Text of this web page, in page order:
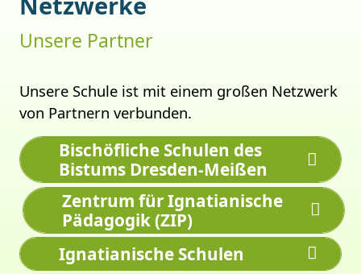
Unsere Partner
Unsere Schule ist mit einem großen Netzwerk
von Partnern verbunden.
Bischöfliche Schulen des
Bistums Dresden-Meißen
Zentrum für Ignatianische
Pädagogik (ZIP)
Ignatianische Schulen